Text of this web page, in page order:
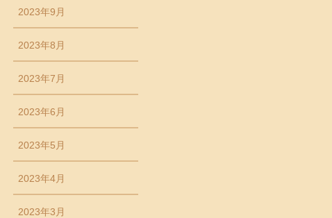
2023年9月
2023年8月
2023年7月
2023年6月
2023年5月
2023年4月
2023年3月